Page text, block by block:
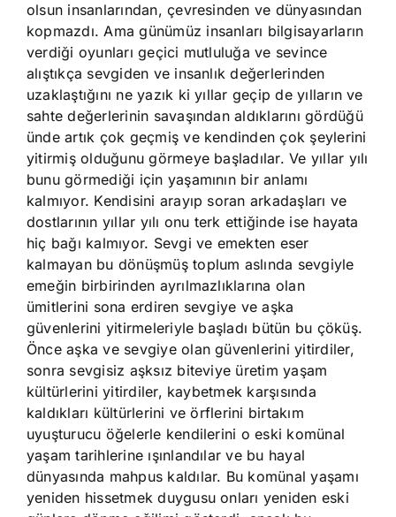
olsun insanlarından, çevresinden ve dünyasından
kopmazdı. Ama günümüz insanları bilgisayarların
verdiği oyunları geçici mutluluğa ve sevince
alıştıkça sevgiden ve insanlık değerlerinden
uzaklaştığını ne yazık ki yıllar geçip de yılların ve
sahte değerlerinin savaşından aldıklarını gördüğü
ünde artık çok geçmiş ve kendinden çok şeylerini
yitirmiş olduğunu görmeye başladılar. Ve yıllar yılı
bunu görmediği için yaşamının bir anlamı
kalmıyor. Kendisini arayıp soran arkadaşları ve
dostlarının yıllar yılı onu terk ettiğinde ise hayata
hiç bağı kalmıyor. Sevgi ve emekten eser
kalmayan bu dönüşmüş toplum aslında sevgiyle
emeğin birbirinden ayrılmazlıklarına olan
ümitlerini sona erdiren sevgiye ve aşka
güvenlerini yitirmeleriyle başladı bütün bu çöküş.
Önce aşka ve sevgiye olan güvenlerini yitirdiler,
sonra sevgisiz aşksız biteviye üretim yaşam
kültürlerini yitirdiler, kaybetmek karşısında
kaldıkları kültürlerini ve örflerini birtakım
uyuşturucu öğelerle kendilerini o eski komünal
yaşam tarihlerine ışınlandılar ve bu hayal
dünyasında mahpus kaldılar. Bu komünal yaşamı
yeniden hissetmek duygusu onları yeniden eski